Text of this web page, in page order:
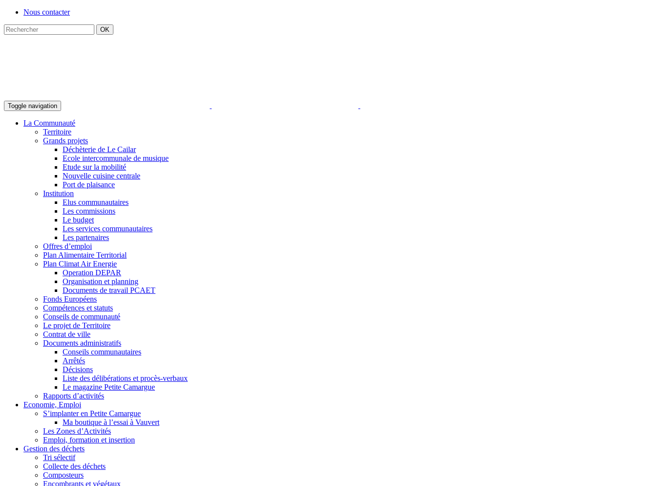
Nous contacter
Toggle navigation
La Communauté
Territoire
Grands projets
Déchèterie de Le Cailar
Ecole intercommunale de musique
Etude sur la mobilité
Nouvelle cuisine centrale
Port de plaisance
Institution
Elus communautaires
Les commissions
Le budget
Les services communautaires
Les partenaires
Offres d’emploi
Plan Alimentaire Territorial
Plan Climat Air Energie
Operation DEPAR
Organisation et planning
Documents de travail PCAET
Fonds Européens
Compétences et statuts
Conseils de communauté
Le projet de Territoire
Contrat de ville
Documents administratifs
Conseils communautaires
Arrêtés
Décisions
Liste des délibérations et procès-verbaux
Le magazine Petite Camargue
Rapports d’activités
Economie, Emploi
S’implanter en Petite Camargue
Ma boutique à l’essai à Vauvert
Les Zones d’Activités
Emploi, formation et insertion
Gestion des déchets
Tri sélectif
Collecte des déchets
Composteurs
Encombrants et végétaux